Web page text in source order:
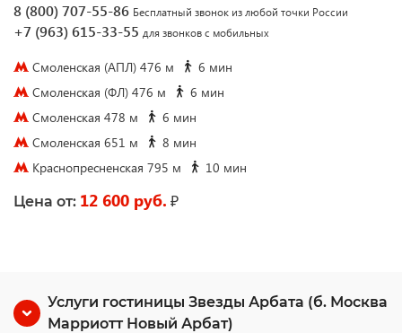
8 (800) 707-55-86 Бесплатный звонок из любой точки России
+7 (963) 615-33-55 для звонков с мобильных
Смоленская (АПЛ) 476 м
6 мин
Смоленская (ФЛ) 476 м
6 мин
Смоленская 478 м
6 мин
Смоленская 651 м
8 мин
Краснопресненская 795 м
10 мин
Цена от: 12 600 руб. ₽
Услуги гостиницы Звезды Арбата (б. Москва
Марриотт Новый Арбат)